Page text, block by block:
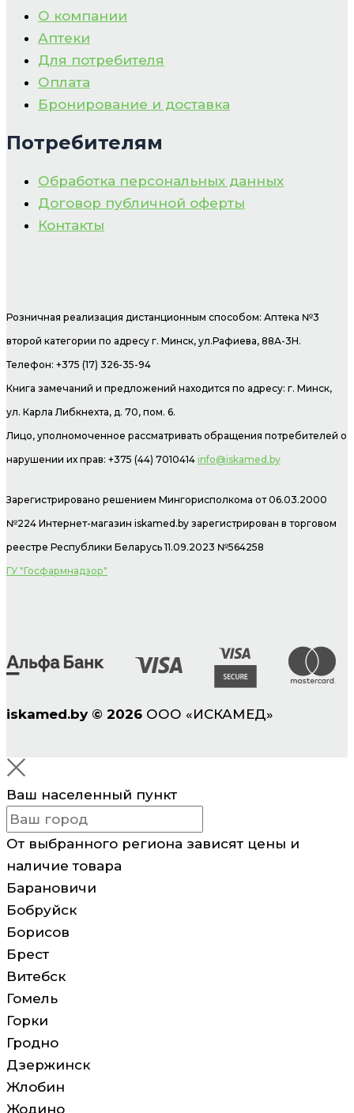
О компании
Аптеки
Для потребителя
Оплата
Бронирование и доставка
Потребителям
Обработка персональных данных
Договор публичной оферты
Контакты
Розничная реализация дистанционным способом: Аптека №3
второй категории по адресу г. Минск, ул.Рафиева, 88А-3Н.
Телефон: +375 (17) 326-35-94
Книга замечаний и предложений находится по адресу: г. Минск,
ул. Карла Либкнехта, д. 70, пом. 6.
Лицо, уполномоченное рассматривать обращения потребителей о
нарушении их прав: +375 (44) 7010414 info@iskamed.by
Зарегистрировано решением Мингорисполкома от 06.03.2000
№224 Интернет-магазин iskamed.by зарегистрирован в торговом
реестре Республики Беларусь 11.09.2023 №564258
ГУ "Госфармнадзор"
iskamed.by © 2026 ООО «ИСКАМЕД»
Ваш населенный пункт
От выбранного региона зависят цены и
наличие товара
Барановичи
Бобруйск
Борисов
Брест
Витебск
Гомель
Горки
Гродно
Дзержинск
Жлобин
Жодино